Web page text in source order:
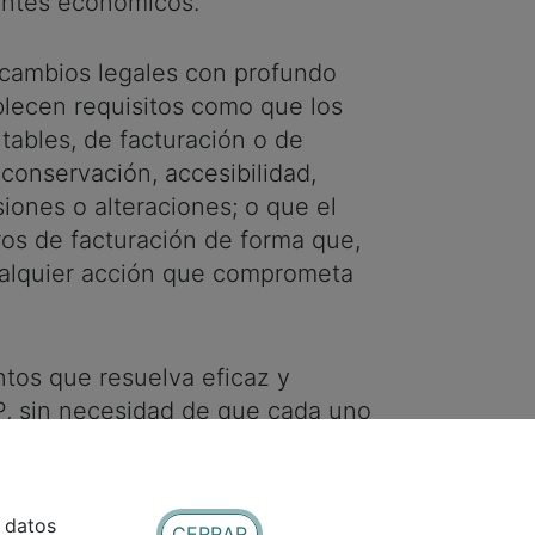
legales con profundo
requisitos como que los
de facturación o de
accesibilidad,
o alteraciones; o que el
de facturación de forma que,
acción que comprometa
que resuelva eficaz y
sin necesidad de que cada uno
datos